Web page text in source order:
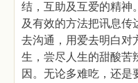
结，互助及互爱的精
及有效的方法把讯息传
去沟通，用爱去明白对
生，尝尽人生的甜酸苦
因。无论多难吃，还是